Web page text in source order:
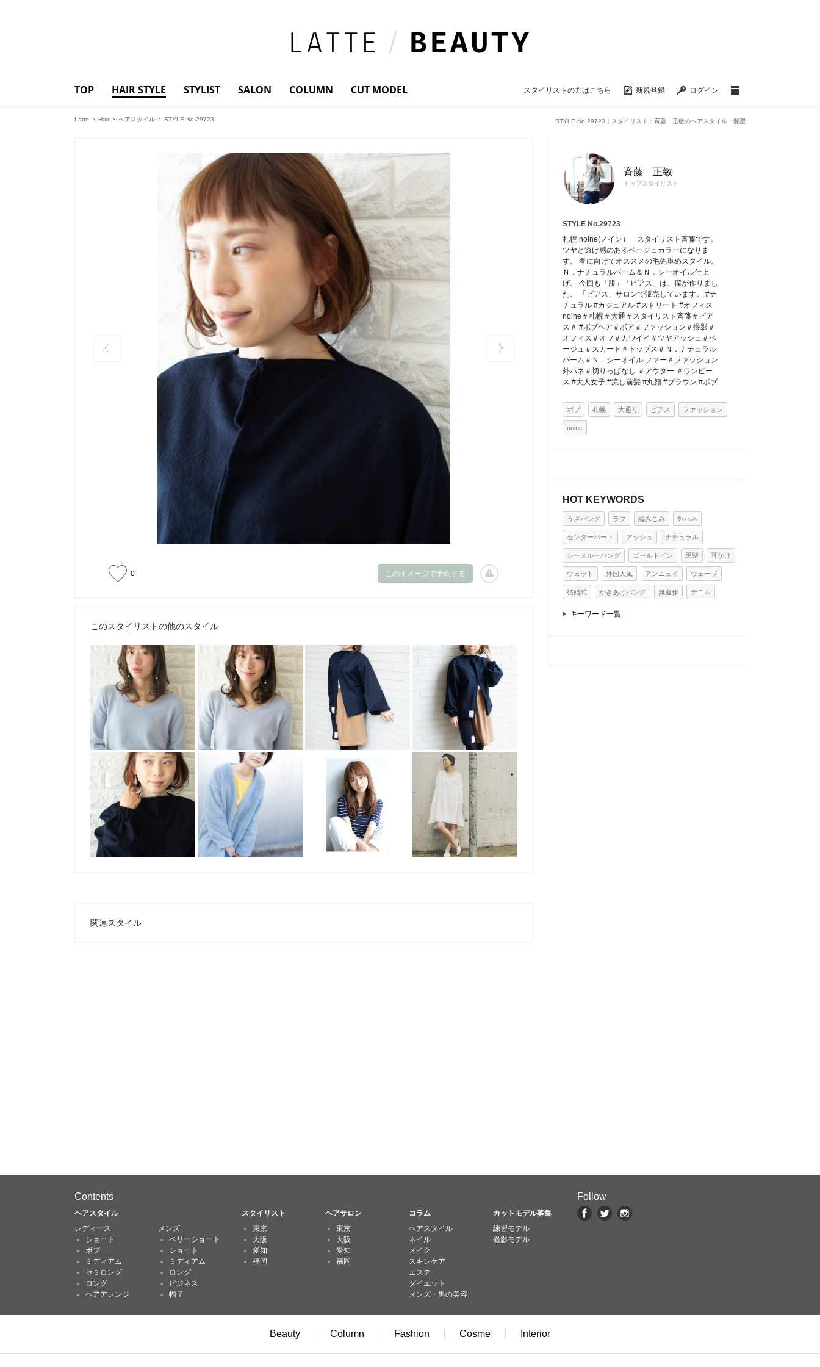
TOP HAIR STYLE STYLIST SALON COLUMN CUT MODEL スタイリストの方はこちら 新規登録 ログイン
STYLE No.29723｜スタイリスト：斉藤 正敏のヘアスタイル・髪型
Latte Hair ヘアスタイル STYLE No.29723
0 このイメージで予約する
このスタイリストの他のスタイル
関連スタイル
斉藤 正敏
トップスタイリスト
STYLE No.29723
札幌 noine(ノイン） スタイリスト斉藤です。
ツヤと透け感のあるベージュカラーになりま
す。 春に向けてオススメの毛先重めスタイル。
Ｎ．ナチュラルバーム＆Ｎ．シーオイル仕上
げ。 今回も「服」「ピアス」は、僕が作りまし
た。 「ピアス」サロンで販売しています。 #ナ
チュラル #カジュアル #ストリート #オフィス
noine＃札幌＃大通＃スタイリスト斉藤＃ピア
ス＃ #ボブヘア＃ボア＃ファッション＃撮影＃
オフィス＃オフ＃カワイイ＃ツヤアッシュ＃ベ
ージュ＃スカート＃トップス＃Ｎ．ナチュラル
バーム＃Ｎ．シーオイル ファー＃ファッション
外ハネ＃切りっぱなし ＃アウター ＃ワンピー
ス #大人女子 #流し前髪 #丸顔 #ブラウン #ボブ
ボブ 札幌 大通り ピアス ファッション
noine
HOT KEYWORDS
うざバング ラフ 編みこみ 外ハネ
センターパート アッシュ ナチュラル
シースルーバング ゴールドピン 黒髪 耳かけ
ウェット 外国人風 アンニュイ ウェーブ
結婚式 かきあげバング 無造作 デニム
キーワード一覧
Contents Follow
ヘアスタイル スタイリスト ヘアサロン コラム
カットモデル募集
レディース
ショート
ボブ
ミディアム
セミロング
ロング
ヘアアレンジ
メンズ
ベリーショート
ショート
ミディアム
ロング
ビジネス
帽子
東京
大阪
愛知
福岡
東京
大阪
愛知
福岡
ヘアスタイル
ネイル
メイク
スキンケア
エステ
ダイエット
メンズ・男の美容
練習モデル
撮影モデル
Beauty Column Fashion Cosme Interior